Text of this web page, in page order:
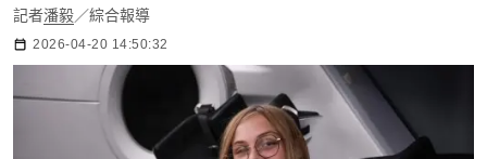
記者潘毅／綜合報導
2026-04-20 14:50:32